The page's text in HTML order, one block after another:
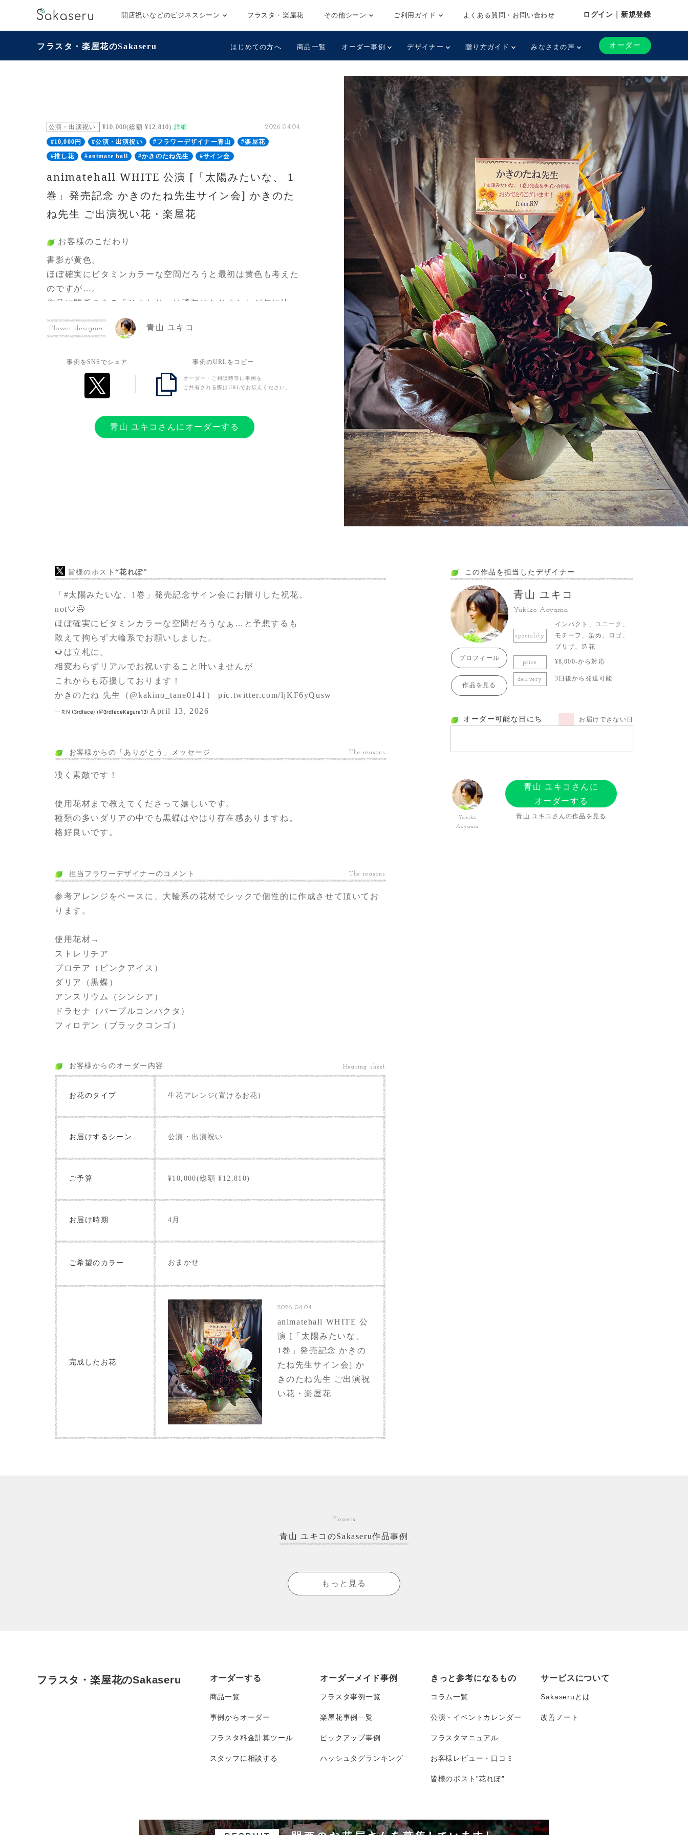
開店祝いなどのビジネスシーン フラスタ・楽屋花 その他シーン ご利用ガイド よくある質問・お問い合わせ ログイン｜新規登録
フラスタ・楽屋花のSakaseru はじめての方へ 商品一覧 オーダー事例 デザイナー 贈り方ガイド みなさまの声 オーダー
公演・出演祝い ¥10,000(総額 ¥12,810) 詳細 2026.04.04
#10,000円 #公演・出演祝い #フラワーデザイナー青山
#楽屋花
#推し花
#animate hall #かきのたね先生 #サイン会
animatehall WHITE 公演 [「太陽みたいな、 1
巻」発売記念 かきのたね先生サイン会] かきのた
ね先生 ご出演祝い花・楽屋花
お客様のこだわり
書影が黄色。
ほぼ確実にビタミンカラーな空間だろうと最初は黄色も考えた
のですが…。
作品に関係のある「ひまわり」は通年になりましたが旬に比べ
小さめでアンティークなどカラバリは夏。
春は小花の多い季節、黄色に拘るとあっても中輪。
どうしても大輪花のみにしたい思いが強くて敢えて黄色に拘ら
ない形を選択。
代わりに「ひまわり」のPETシールをお送りし立札に貼ってい
お客様の想い
Flower designer 青山 ユキコ
事例をSNSでシェア 事例のURLをコピー
オーダー・ご相談時等に事例を
ご共有される際はURLでお伝えください。
青山 ユキコさんにオーダーする
皆様のポスト“花れぽ”
「 #太陽みたいな
、1巻」発売記念サイン会にお贈りした祝花。
not💛😆
ほぼ確実にビタミンカラーな空間だろうなぁ…と予想するも
敢えて拘らず大輪系でお願いしました。
🌻は立札に。
相変わらずリアルでお祝いすること叶いませんが
これからも応援しております！
かきのたね 先生（ @kakino_tane0141 ）pic.twitter.com/ljKF6yQusw
— R N (3rdface) (@3rdfaceKagura13) April 13, 2026
お客様からの「ありがとう」メッセージ The reasons
凄く素敵です！
使用花材まで教えてくださって嬉しいです。
種類の多いダリアの中でも黒蝶はやはり存在感ありますね。
格好良いです。
担当フラワーデザイナーのコメント The reasons
参考アレンジをベースに、大輪系の花材でシックで個性的に作成させて頂いてお
ります。
使用花材→
ストレリチア
プロテア（ピンクアイス）
ダリア（黒蝶）
アンスリウム（シンシア）
ドラセナ（パープルコンパクタ）
フィロデン（ブラックコンゴ）
お客様からのオーダー内容 Hearing sheet
お花のタイプ 生花アレンジ(置けるお花)
お届けするシーン 公演・出演祝い
ご予算 ¥10,000(総額 ¥12,810)
お届け時期 4月
ご希望のカラー おまかせ
完成したお花
2026.04.04
animatehall WHITE 公
演 [「太陽みたいな、
1巻」発売記念 かきの
たね先生サイン会] か
きのたね先生 ご出演祝
い花・楽屋花
この作品を担当したデザイナー
プロフィール
作品を見る
青山 ユキコ
Yukiko Aoyama
speciality
インパクト、ユニーク、
モチーフ、染め、ロゴ、
プリザ、造花
price ¥8,000-から対応
delivery 3日後から発送可能
オーダー可能な日にち お届けできない日
Yukiko
Aoyama
青山 ユキコさんに
オーダーする
青山 ユキコさんの作品を見る
Flowers
青山 ユキコのSakaseru作品事例
もっと見る
フラスタ・楽屋花のSakaseru オーダーする
商品一覧
事例からオーダー
フラスタ料金計算ツール
スタッフに相談する
オーダーメイド事例
フラスタ事例一覧
楽屋花事例一覧
ピックアップ事例
ハッシュタグランキング
きっと参考になるもの
コラム一覧
公演・イベントカレンダー
フラスタマニュアル
お客様レビュー・口コミ
皆様のポスト”花れぽ”
サービスについて
Sakaseruとは
改善ノート